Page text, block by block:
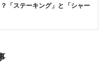
「ステーキング」と「シャー